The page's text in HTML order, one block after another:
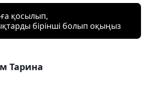
қосылып,
бірінші болып оқыңыз
Тарина